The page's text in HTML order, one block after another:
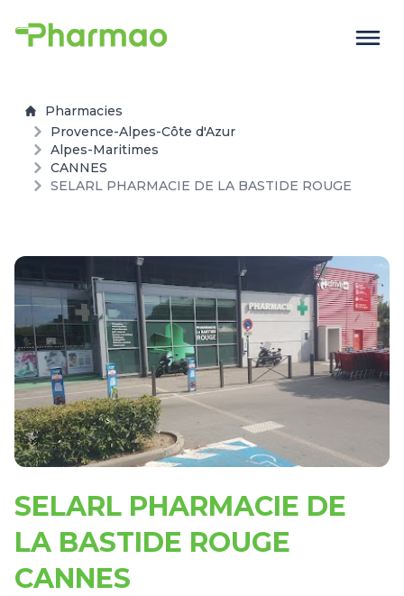
Pharmacies
Provence-Alpes-Côte d'Azur
Alpes-Maritimes
CANNES
SELARL PHARMACIE DE LA BASTIDE ROUGE
SELARL PHARMACIE DE
LA BASTIDE ROUGE
CANNES